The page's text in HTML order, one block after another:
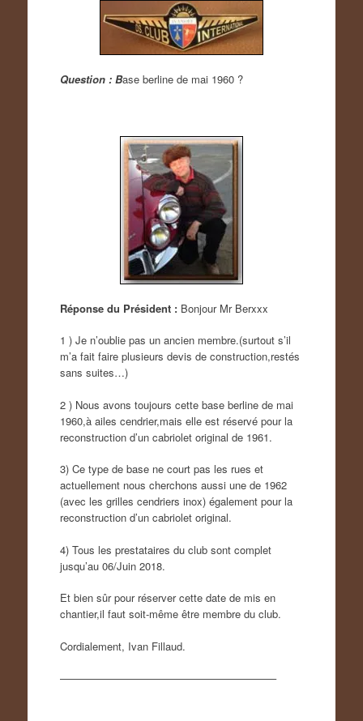
Question : Base berline de mai 1960 ?
Réponse du Président : Bonjour Mr Berxxx
1 ) Je n’oublie pas un ancien membre.(surtout s’il
m’a fait faire plusieurs devis de construction,restés
sans suites…)
2 ) Nous avons toujours cette base berline de mai
1960,à ailes cendrier,mais elle est réservé pour la
reconstruction d’un cabriolet original de 1961.
3) Ce type de base ne court pas les rues et
actuellement nous cherchons aussi une de 1962
(avec les grilles cendriers inox) également pour la
reconstruction d’un cabriolet original.
4) Tous les prestataires du club sont complet
jusqu’au 06/Juin 2018.
Et bien sûr pour réserver cette date de mis en
chantier,il faut soit-même être membre du club.
Cordialement, Ivan Fillaud.
————————————————————–